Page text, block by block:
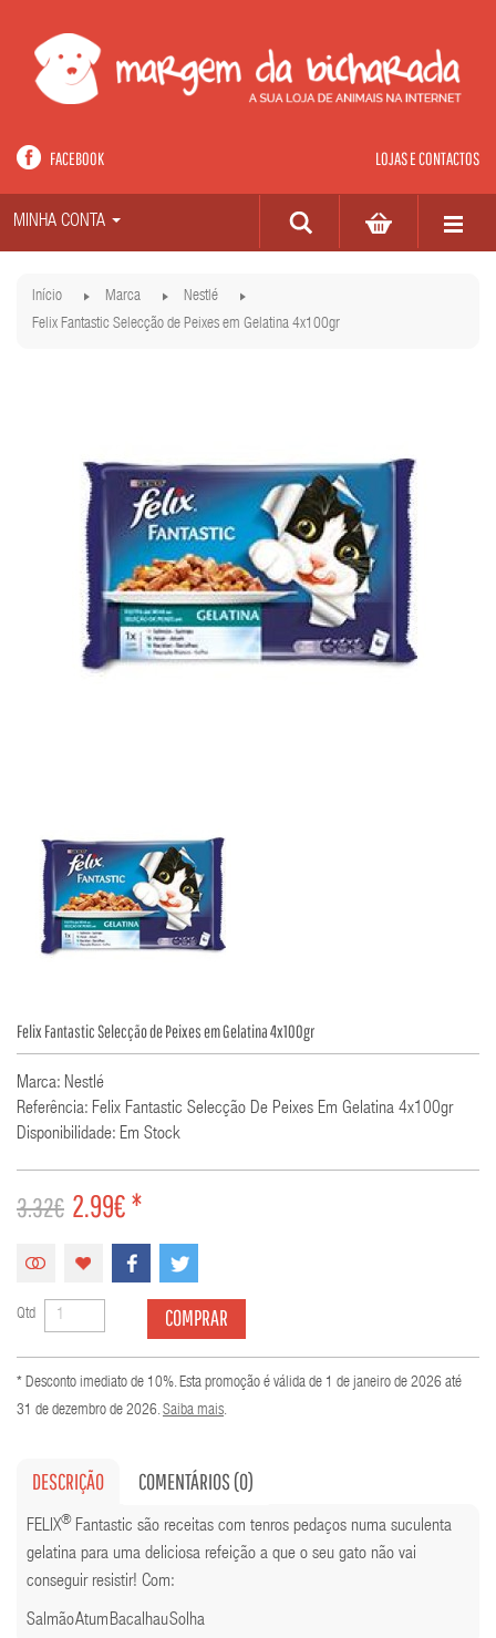
LOJAS E CONTACTOS
FACEBOOK
MINHA CONTA
Início Marca
Nestlé
Felix Fantastic Selecção de Peixes em Gelatina 4x100gr
Felix Fantastic Selecção de Peixes em Gelatina 4x100gr
Marca: Nestlé
Referência: Felix Fantastic Selecção De Peixes Em Gelatina 4x100gr
Disponibilidade: Em Stock
3.32€ 2.99€ *
Qtd COMPRAR
* Desconto imediato de 10%. Esta promoção é válida de 1 de janeiro de 2026 até
31 de dezembro de 2026.Saiba mais.
DESCRIÇÃO COMENTÁRIOS (0)
FELIX® Fantastic são receitas com tenros pedaços numa suculenta
gelatina para uma deliciosa refeição a que o seu gato não vai
conseguir resistir! Com:
SalmãoAtumBacalhauSolha